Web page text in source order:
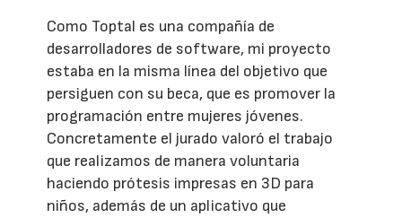
Como Toptal es una compañía de
desarrolladores de software, mi proyecto
estaba en la misma línea del objetivo que
persiguen con su beca, que es promover la
programación entre mujeres jóvenes.
Concretamente el jurado valoró el trabajo
que realizamos de manera voluntaria
haciendo prótesis impresas en 3D para
niños, además de un aplicativo que